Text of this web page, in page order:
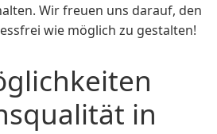
Wir freuen uns darauf, den
wie möglich zu gestalten!
in